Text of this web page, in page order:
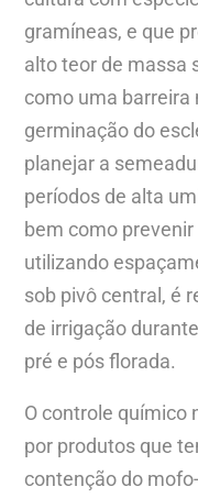
gramíneas, e que
alto teor de massa
como uma barreira
germinação do
planejar a
períodos de alta
bem como
utilizando
sob pivô central, é
de irrigação
pré e pós florada.
O controle químico
por produtos que
contenção do